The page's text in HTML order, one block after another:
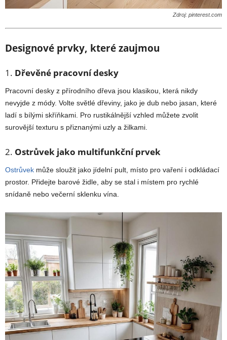
Zdroj: pinterest.com
Designové prvky, které zaujmou
1. Dřevěné pracovní desky
Pracovní desky z přírodního dřeva jsou klasikou, která nikdy
nevyjde z módy. Volte světlé dřeviny, jako je dub nebo jasan, které
ladí s bílými skříňkami. Pro rustikálnější vzhled můžete zvolit
surovější texturu s přiznanými uzly a žilkami.
2. Ostrůvek jako multifunkční prvek
Ostrůvek může sloužit jako jídelní pult, místo pro vaření i odkládací
prostor. Přidejte barové židle, aby se stal i místem pro rychlé
snídaně nebo večerní sklenku vína.